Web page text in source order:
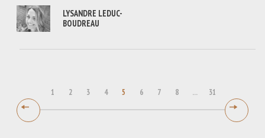
LYSANDRE LEDUC-
BOUDREAU
1 2 3 4 5 6 7 8 ... 31